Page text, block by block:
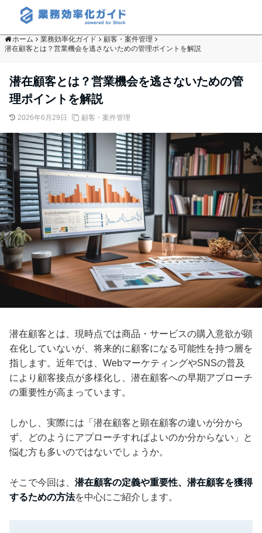
ホーム 業務効率化ガイド
顧客・案件管理
潜在顧客とは？営業機会を逃さないための管理ポイントを解説
潜在顧客とは？営業機会を逃さないための管
理ポイントを解説
2026年6月29日 顧客・案件管理
潜在顧客とは、現時点では商品・サービスの購入意欲が顕
在化していないが、将来的に顧客になる可能性を持つ層を
指します。近年では、WebマーケティングやSNSの普及
により顧客接点が多様化し、潜在顧客への早期アプローチ
の重要性が高まっています。
しかし、実際には「潜在顧客と顕在顧客の違いが分から
ず、どのようにアプローチすればよいのか分からない」と
悩む方も多いのではないでしょうか。
そこで今回は、 潜在顧客の定義や重要性、潜在顧客を獲得
するための方法を中心にご紹介します。